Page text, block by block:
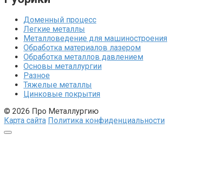
Доменный процесс
Легкие металлы
Металловедение для машиностроения
Обработка материалов лазером
Обработка металлов давлением
Основы металлургии
Разное
Тяжелые металлы
Цинковые покрытия
© 2026 Про Металлургию
Карта сайта Политика конфиденциальности